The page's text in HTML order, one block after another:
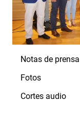
Notas de prensa
Fotos
Cortes audio